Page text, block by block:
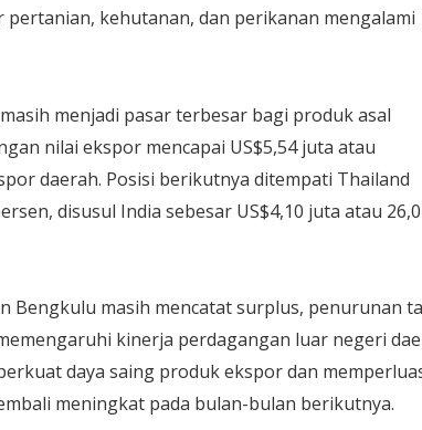
kehutanan, dan perikanan mengalami
menjadi pasar terbesar bagi produk asal
nilai ekspor mencapai US$5,54 juta atau
daerah. Posisi berikutnya ditempati Thailand
disusul India sebesar US$4,10 juta atau
Bengkulu masih mencatat surplus, penurunan
kinerja perdagangan luar negeri
daya saing produk ekspor dan
meningkat pada bulan-bulan berikutnya.